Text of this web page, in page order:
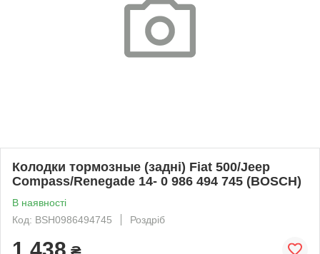
Колодки тормозные (задні) Fiat 500/Jeep
Compass/Renegade 14- 0 986 494 745 (BOSCH)
В наявності
Код: BSH0986494745
Роздріб